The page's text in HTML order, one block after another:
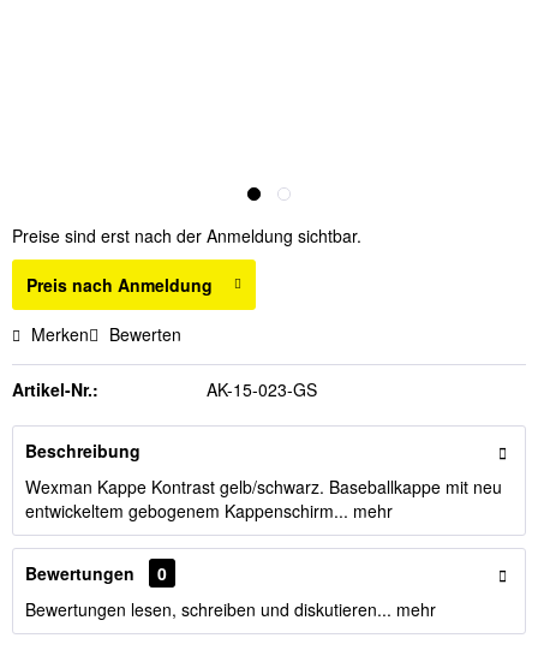
Preise sind erst nach der Anmeldung sichtbar.
Preis nach Anmeldung
Merken Bewerten
Artikel-Nr.: AK-15-023-GS
Beschreibung
Wexman Kappe Kontrast gelb/schwarz. Baseballkappe mit neu
entwickeltem gebogenem Kappenschirm... mehr
Bewertungen
0
Bewertungen lesen, schreiben und diskutieren... mehr